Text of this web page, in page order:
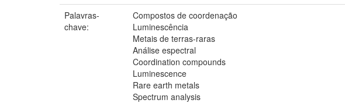
Palavras-
chave:
Compostos de coordenação
Luminescência
Metais de terras-raras
Análise espectral
Coordination compounds
Luminescence
Rare earth metals
Spectrum analysis